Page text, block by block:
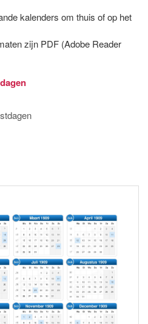
kalenders om thuis of op het
zijn PDF (Adobe Reader